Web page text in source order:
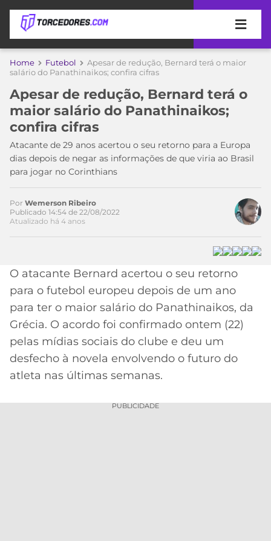
APOSTAS
DE
APOSTA
MELHORES
SITES
DE
APOSTAS
2026
CÓDIGO
DE
INDICAÇÃO
BET365
CÓDIGO
BETANO
COPA
DO
MUNDO
TIMES
MEU
TIME
CORINTHIANS
SÃO
PAULO
SANTOS
FLAMENGO
CAMPEONATOS
A
LIBERTADORES
COPA
DO
BRASIL
MERCADO
DA
BOLA
PALPITES
Home Futebol
Apesar de redução, Bernard terá o maior
salário do Panathinaikos; confira cifras
Apesar de redução, Bernard terá o
maior salário do Panathinaikos;
confira cifras
Atacante de 29 anos acertou o seu retorno para a Europa
dias depois de negar as informações de que viria ao Brasil
para jogar no Corinthians
Por Wemerson Ribeiro
Publicado 14:54 de 22/08/2022
Atualizado há 4 anos
O atacante Bernard acertou o seu retorno
para o futebol europeu depois de um ano
para ter o maior salário do Panathinaikos, da
Grécia. O acordo foi confirmado ontem (22)
pelas mídias sociais do clube e deu um
desfecho à novela envolvendo o futuro do
atleta nas últimas semanas.
PUBLICIDADE